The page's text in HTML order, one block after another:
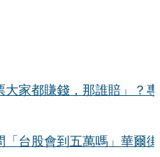
家都賺錢，那誰賠」？專
台股會到五萬嗎」華爾街